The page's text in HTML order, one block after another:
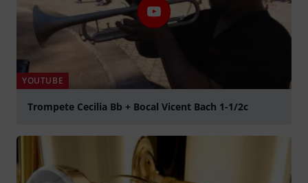
YOUTUBE
Trompete Cecilia Bb + Bocal Vicent Bach 1-1/2c